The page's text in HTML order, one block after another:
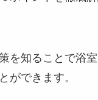
を知ることで浴
ができます。